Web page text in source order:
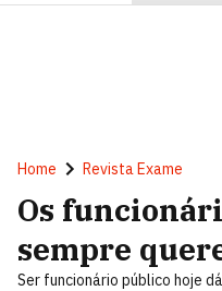
Home Revista Exame
Os
sempre
Ser funcionário público hoje